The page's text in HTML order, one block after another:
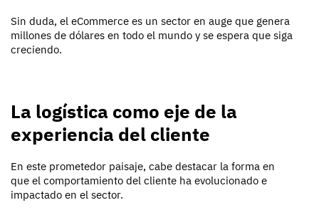
Sin duda, el eCommerce es un sector en auge que genera
millones de dólares en todo el mundo y se espera que siga
creciendo.
La logística como eje de la
experiencia del cliente
En este prometedor paisaje, cabe destacar la forma en
que el comportamiento del cliente ha evolucionado e
impactado en el sector.